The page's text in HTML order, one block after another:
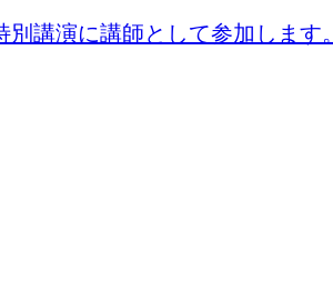
講演に講師として参加します。